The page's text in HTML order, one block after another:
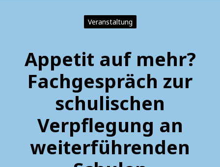
Veranstaltung
Appetit auf mehr?
Fachgespräch zur
schulischen
Verpflegung an
weiterführenden